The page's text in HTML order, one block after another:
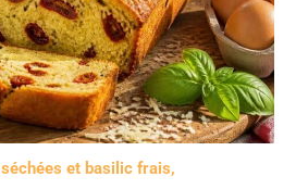
et basilic frais,